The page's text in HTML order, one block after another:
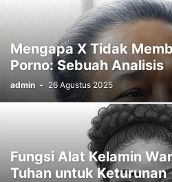
Mengapa X Tidak
Porno: Sebuah Analisis
admin - 26 Agustus 2025
Fungsi Alat Kelamin
Tuhan untuk Keturunan